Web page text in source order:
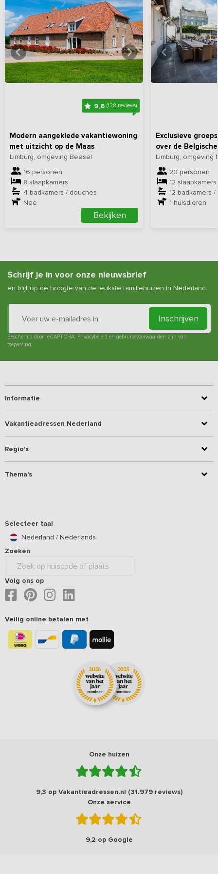
9,6 (128 reviews)
Modern aangeklede vakantiewoning
met uitzicht op de Maas
Limburg, omgeving Beesel
16 personen
8 slaapkamers
4 badkamers / douches
Nee
Bekijken
Bekijkhieralle foto's
Exclusieve
over de
Limburg,
20 personen
12 slaapkamers
12 badkamers
1 huisdieren
Bekijk
Schrijf je in voor onze nieuwsbrief
en blijf op de hoogte van de leukste familiehuizen in Nederland.
Inschrijven
Beschermd door reCAPTCHA. Privacybeleid en gebruiksvoorwaarden zijn van
toepassing.
Informatie
Vakantieadressen Nederland
Regio's
Thema's
Selecteer taal
Nederland / Nederlands
Zoeken
Volg ons op
Veilig online betalen met
Onze huizen
9,3 op Vakantieadressen.nl (31.979 reviews)
Onze service
9,2 op Google